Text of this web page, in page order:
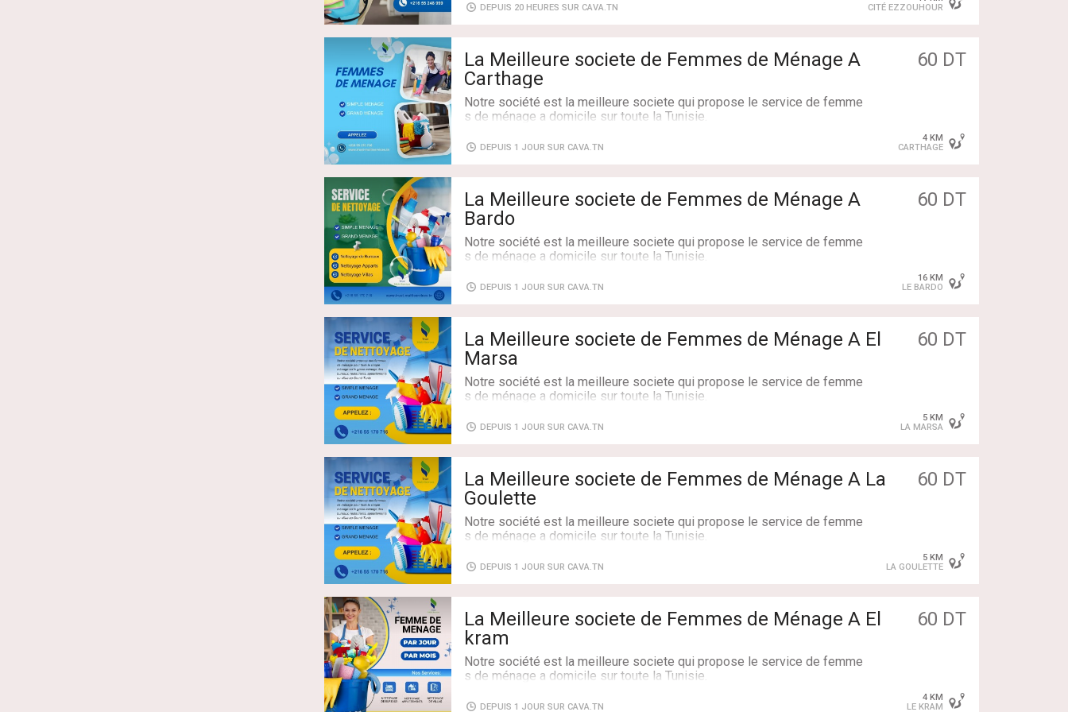
DEPUIS 20 HEURES SUR CAVA.TN
CITÉ EZZOUHOUR
La Meilleure societe de Femmes de Ménage A
Carthage
60 DT
Notre société est la meilleure societe qui propose le service de femme
s de ménage a domicile sur toute la Tunisie.
e/Grand Ménage.
CONTACTEZ : 55170716
DEPUIS 1 JOUR SUR CAVA.TN
4 KM
CARTHAGE
La Meilleure societe de Femmes de Ménage A
Bardo
60 DT
Notre société est la meilleure societe qui propose le service de femme
s de ménage a domicile sur toute la Tunisie.
e/Grand Ménage.
CONTACTEZ : 55170716
DEPUIS 1 JOUR SUR CAVA.TN
16 KM
LE BARDO
La Meilleure societe de Femmes de Ménage A El
Marsa
60 DT
Notre société est la meilleure societe qui propose le service de femme
s de ménage a domicile sur toute la Tunisie.
e/Grand Ménage.
CONTACTEZ : 55170716
DEPUIS 1 JOUR SUR CAVA.TN
5 KM
LA MARSA
La Meilleure societe de Femmes de Ménage A La
Goulette
60 DT
Notre société est la meilleure societe qui propose le service de femme
s de ménage a domicile sur toute la Tunisie.
e/Grand Ménage.
CONTACTEZ : 55170716
DEPUIS 1 JOUR SUR CAVA.TN
5 KM
LA GOULETTE
La Meilleure societe de Femmes de Ménage A El
kram
60 DT
Notre société est la meilleure societe qui propose le service de femme
s de ménage a domicile sur toute la Tunisie.
e/Grand Ménage.
DEPUIS 1 JOUR SUR CAVA.TN
4 KM
LE KRAM